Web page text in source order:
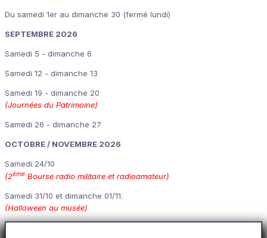
Du samedi 1er au dimanche 30 (fermé lundi)
SEPTEMBRE 2026
Samedi 5 - dimanche 6
Samedi 12 - dimanche 13
Samedi 19 - dimanche 20
(Journées du Patrimoine)
Samedi 26 - dimanche 27
OCTOBRE / NOVEMBRE 2026
Samedi 24/10
(2ème Bourse radio militaire et radioamateur)
Samedi 31/10 et dimanche 01/11.
(Halloween au musée)